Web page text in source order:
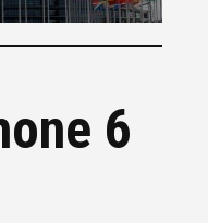
6